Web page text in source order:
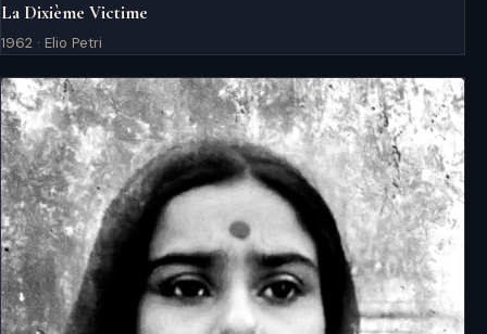
La Dixième Victime
1962 · Elio Petri